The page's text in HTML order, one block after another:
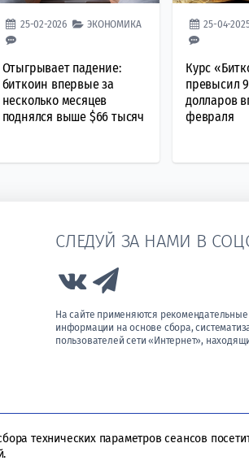
25-02-2026 ЭКОНОМИКА
Отыгрывает падение:
биткоин впервые за
несколько месяцев
поднялся выше $66 тысяч
25-04-
Курс
превысил
долларов
февраля
СЛЕДУЙ ЗА НАМИ В
Link to Vk
На сайте применяются
информации на основе сбора,
пользователей сети «Интернет»,
технических параметров сеансов